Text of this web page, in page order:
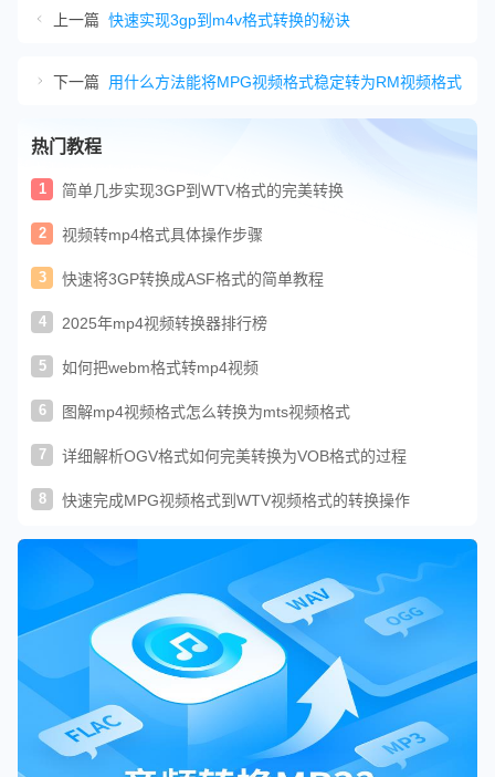
上一篇 快速实现3gp到m4v格式转换的秘诀
下一篇 用什么方法能将MPG视频格式稳定转为RM视频格式
热门教程
1 简单几步实现3GP到WTV格式的完美转换
2 视频转mp4格式具体操作步骤
3 快速将3GP转换成ASF格式的简单教程
4 2025年mp4视频转换器排行榜
5 如何把webm格式转mp4视频
6 图解mp4视频格式怎么转换为mts视频格式
7 详细解析OGV格式如何完美转换为VOB格式的过程
8 快速完成MPG视频格式到WTV视频格式的转换操作